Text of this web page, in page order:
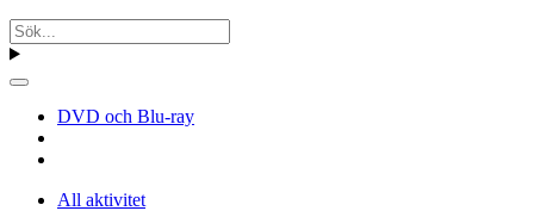
DVD och Blu-ray
All aktivitet